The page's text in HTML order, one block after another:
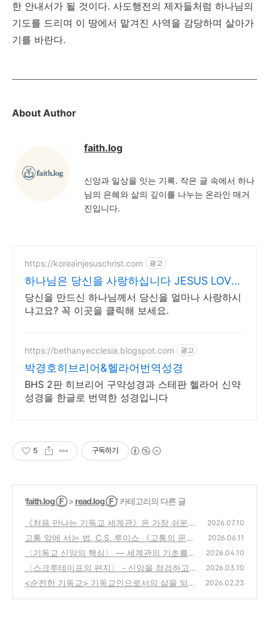
한 안내서가 될 것이다. 사도행전의 제자들처럼 하나님의
기도를 드리며 이 땅에서 맡겨진 사역을 감당하며 살아가
기를 바란다.
About Author
faith.log
신앙과 일상을 잇는 기록. 작은 글 속에서 하나
님의 은혜와 삶의 깊이를 나누는 온라인 매거
진입니다.
https://koreainjesuschrist.com 광고
하나님은 당신을 사랑하십니다 JESUS LOVES
YOU
당신을 만드신 하나님께서 당신을 얼마나 사랑하시
냐고요? 꼭 이곳을 클릭해 보세요.
https://bethanyecclesia.blogspot.com 광고
박경호히브리어&헬라어번역성경
BHS 2판 히브리어 구약성경과 스테판 헬라어 신약
성경을 한글로 번역한 성경입니다
5 구독하기
'faith.log Ⓕ> read.log Ⓕ' 카테고리의 다른 글
《처음 만나는 기독교 세계관》은 가장 쉬운
입문서다
(4)
2026.07.10
고통 앞에 서는 법, C.S. 루이스 《고통의 문
제》
(6)
2026.06.11
〈기독교 신앙의 핵심〉 — 세계관의 기초를
다지는 신앙인의 필독서
2026.04.10
〈스크루테이프의 편지〉 - 신앙을 점검하고
약점을 돌아보는 이 시대의 전략서
(4)
2026.03.10
<순전한 기독교> 기독교인으로서의 삶을 되돌
2026.02.23